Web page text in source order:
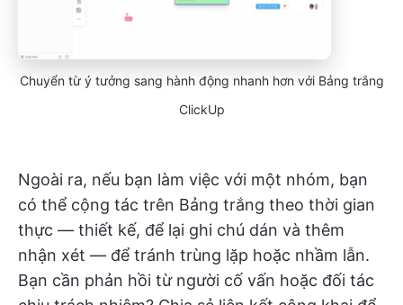
Chuyển từ ý tưởng sang hành động nhanh hơn với Bảng trắng
ClickUp
Ngoài ra, nếu bạn làm việc với một nhóm, bạn
có thể cộng tác trên Bảng trắng theo thời gian
thực — thiết kế, để lại ghi chú dán và thêm
nhận xét — để tránh trùng lặp hoặc nhầm lẫn.
Bạn cần phản hồi từ người cố vấn hoặc đối tác